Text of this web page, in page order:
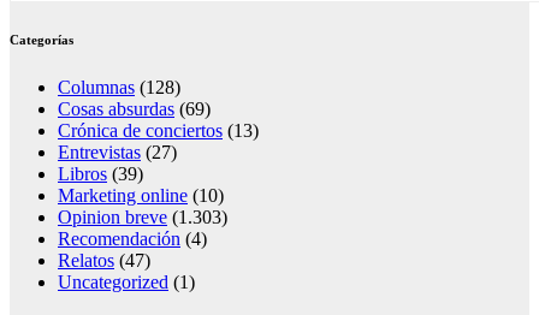
Categorías
Columnas (128)
Cosas absurdas (69)
Crónica de conciertos (13)
Entrevistas (27)
Libros (39)
Marketing online (10)
Opinion breve (1.303)
Recomendación (4)
Relatos (47)
Uncategorized (1)